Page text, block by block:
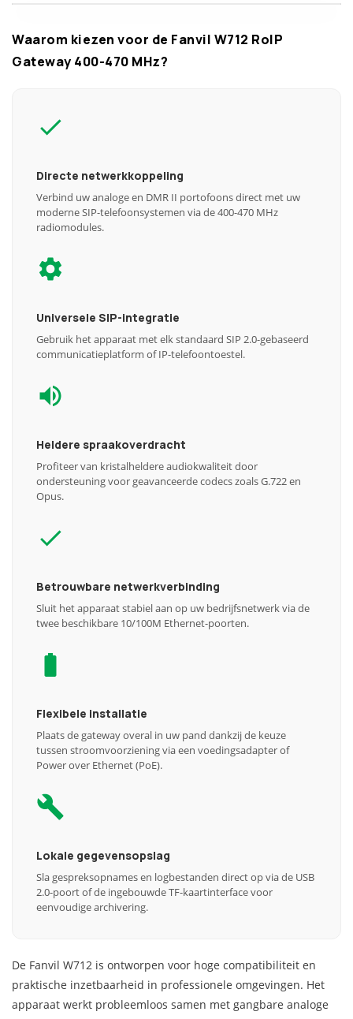
Waarom kiezen voor de Fanvil W712 RoIP
Gateway 400-470 MHz?
Directe netwerkkoppeling
Verbind uw analoge en DMR II portofoons direct met uw
moderne SIP-telefoonsystemen via de 400-470 MHz
radiomodules.
Universele SIP-integratie
Gebruik het apparaat met elk standaard SIP 2.0-gebaseerd
communicatieplatform of IP-telefoontoestel.
Heldere spraakoverdracht
Profiteer van kristalheldere audiokwaliteit door
ondersteuning voor geavanceerde codecs zoals G.722 en
Opus.
Betrouwbare netwerkverbinding
Sluit het apparaat stabiel aan op uw bedrijfsnetwerk via de
twee beschikbare 10/100M Ethernet-poorten.
Flexibele installatie
Plaats de gateway overal in uw pand dankzij de keuze
tussen stroomvoorziening via een voedingsadapter of
Power over Ethernet (PoE).
Lokale gegevensopslag
Sla gespreksopnames en logbestanden direct op via de USB
2.0-poort of de ingebouwde TF-kaartinterface voor
eenvoudige archivering.
De Fanvil W712 is ontworpen voor hoge compatibiliteit en
praktische inzetbaarheid in professionele omgevingen. Het
apparaat werkt probleemloos samen met gangbare analoge